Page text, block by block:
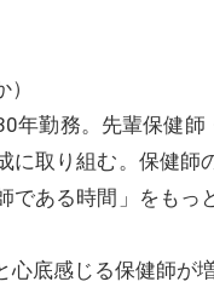
年勤務。先輩保健
に取り組む。保健師
である時間」をも
心底感じる保健師が